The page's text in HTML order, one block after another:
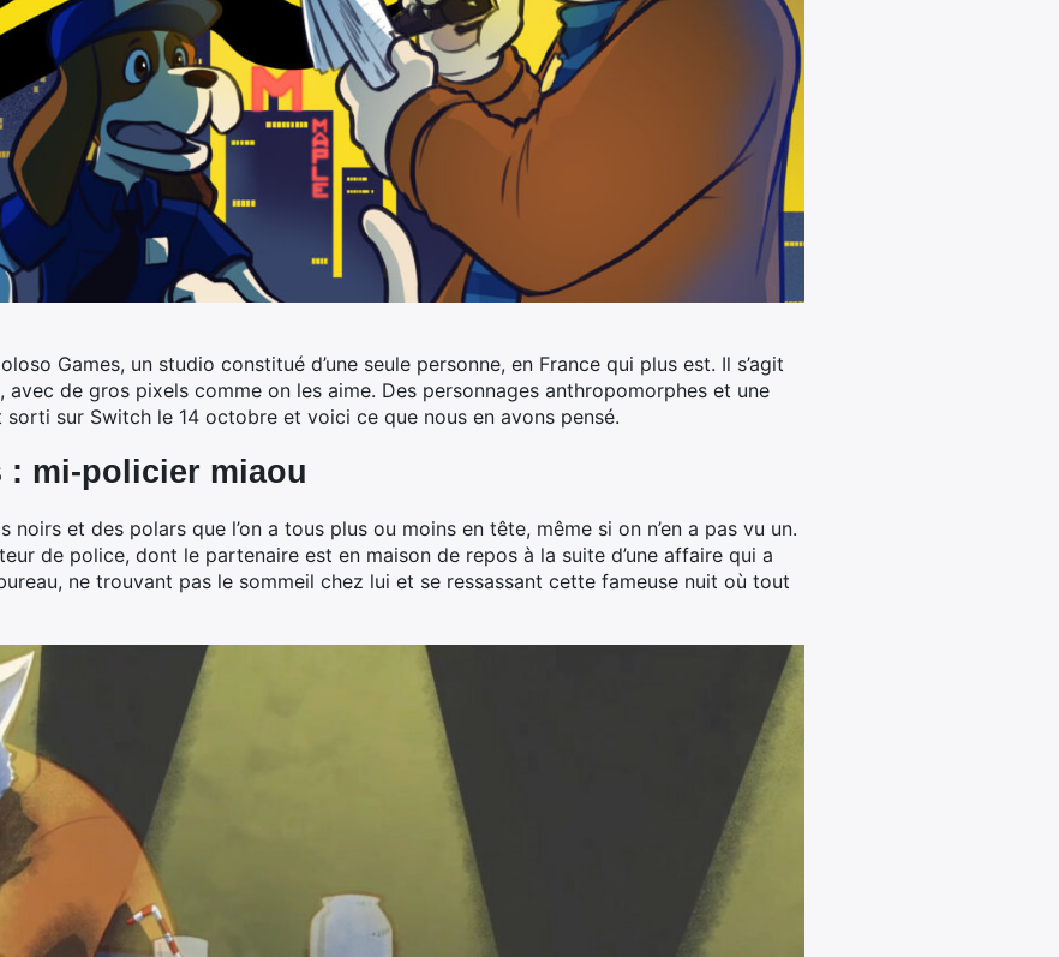
Games, un studio constitué d’une seule personne, en France qui plus est. Il s’agit
avec de gros pixels comme on les aime. Des personnages anthropomorphes et une
sorti sur Switch le 14 octobre et voici ce que nous en avons pensé.
: mi-policier miaou
noirs et des polars que l’on a tous plus ou moins en tête, même si on n’en a pas vu un.
de police, dont le partenaire est en maison de repos à la suite d’une affaire qui a
ne trouvant pas le sommeil chez lui et se ressassant cette fameuse nuit où tout